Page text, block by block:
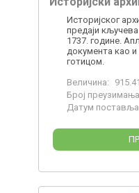
Историјског
предаји
1737. године.
документа као и
готицом.
Величина:
Број
Датум